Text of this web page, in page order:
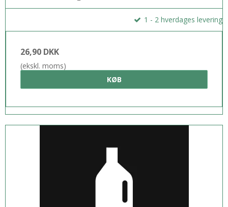
1 - 2 hverdages levering
26,90 DKK
(ekskl. moms)
KØB